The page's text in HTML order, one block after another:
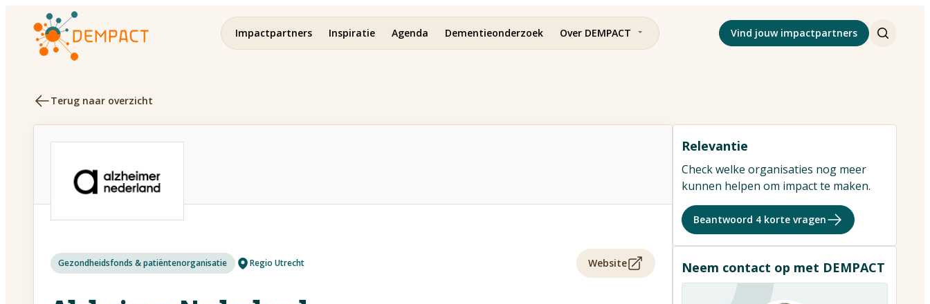
Impactpartners Inspiratie Agenda Dementieonderzoek Over DEMPACT Vind jouw impactpartners
Terug naar overzicht
Gezondheidsfonds & patiëntenorganisatie Regio Utrecht Website
Relevantie
Check welke organisaties nog meer
kunnen helpen om impact te maken.
Beantwoord 4 korte vragen
Neem contact op met DEMPACT